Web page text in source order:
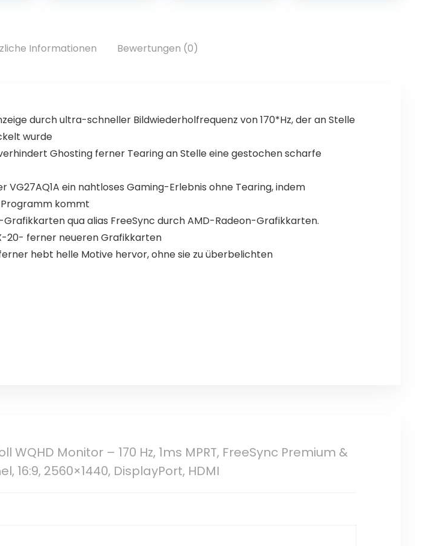
OLED-Smart-
Lichtmodis
Informationen Bewertungen (0)
durch ultra-schneller Bildwiederholfrequenz von 170*Hz, der an Stelle
wurde
Ghosting ferner Tearing an Stelle eine gestochen scharfe
ein nahtloses Gaming-Erlebnis ohne Tearing, indem
kommt
qua alias FreeSync durch AMD-Radeon-Grafikkarten.
20- ferner neueren Grafikkarten
hebt helle Motive hervor, ohne sie zu überbelichten
WQHD Monitor – 170 Hz, 1ms MPRT, FreeSync Premium &
16:9, 2560×1440, DisplayPort, HDMI